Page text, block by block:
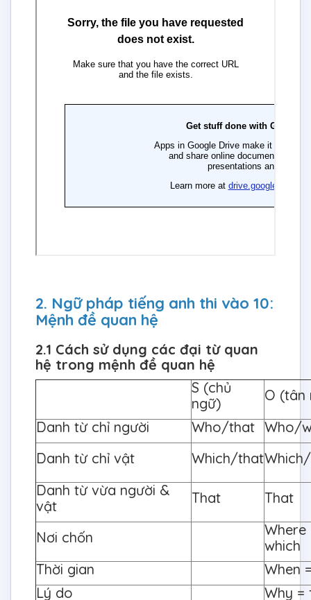
2. Ngữ pháp tiếng anh thi vào 10:
Mệnh đề quan hệ
2.1 Cách sử dụng các đại từ quan
hệ trong mệnh đề quan hệ
S (chủ
ngữ)
O (tân
Danh từ chỉ người
Who/that Who/
Danh từ chỉ vật
Which/that
Danh từ vừa người &
vật
That That
Nơi chốn
which
Thời gian
When
Lý do
Why =